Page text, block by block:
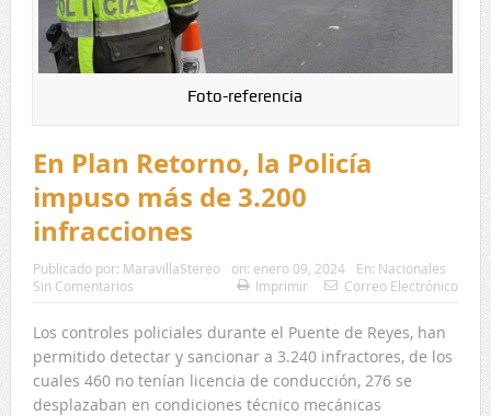
Foto-referencia
En Plan Retorno, la Policía
impuso más de 3.200
infracciones
Publicado por: MaravillaStereo on: enero 09, 2024 En: Nacionales
Sin Comentarios
Imprimir Correo Electrónico
Los controles policiales durante el Puente de Reyes, han
permitido detectar y sancionar a 3.240 infractores, de los
cuales 460 no tenían licencia de conducción, 276 se
desplazaban en condiciones técnico mecánicas